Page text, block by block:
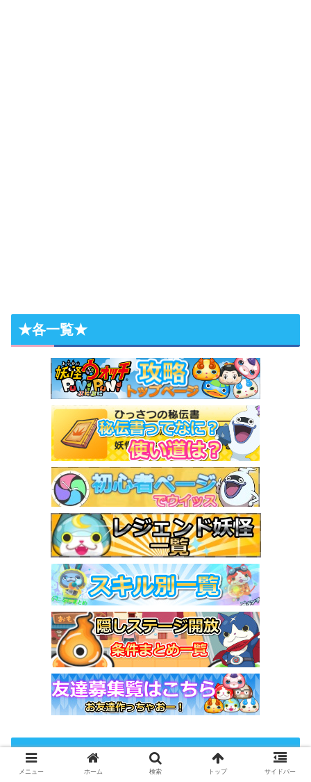
★各一覧★
NewEntry♥
メニュー ホーム 検索 トップ サイドバー